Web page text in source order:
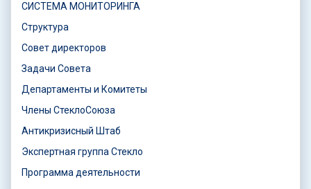
СИСТЕМА МОНИТОРИНГА
Структура
Совет директоров
Задачи Совета
Департаменты и Комитеты
Члены СтеклоСоюза
Антикризисный Штаб
Экспертная группа Стекло
Программа деятельности